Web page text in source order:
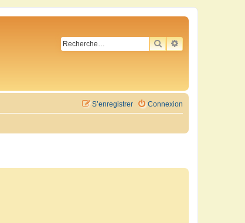
RECHERCHER
RECHERCHE
Connexion
S’enregistrer